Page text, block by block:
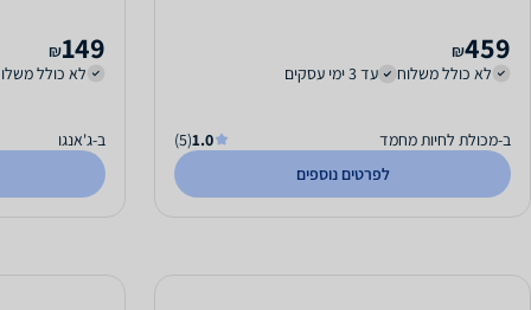
459
₪
לא כולל משלוח
עד 3 ימי עסקים
ב-מכולת לחיות מחמד 1.0
(5)
לפרטים נוספים
149
₪
לא כולל
ב-ג'אנגו